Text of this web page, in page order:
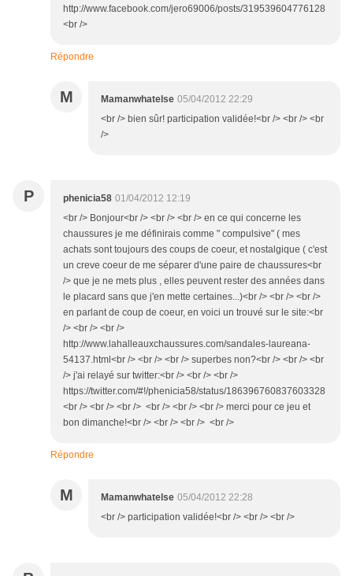
http://www.facebook.com/jero69006/posts/319539604776128
<br />
Répondre
M Mamanwhatelse 05/04/2012 22:29
<br /> bien sûr! participation validée!<br /> <br /> <br
/>
P phenicia58 01/04/2012 12:19
<br /> Bonjour<br /> <br /> <br /> en ce qui concerne les
chaussures je me définirais comme " compulsive" ( mes
achats sont toujours des coups de coeur, et nostalgique ( c'est
un creve coeur de me séparer d'une paire de chaussures<br
/> que je ne mets plus , elles peuvent rester des années dans
le placard sans que j'en mette certaines...)<br /> <br /> <br />
en parlant de coup de coeur, en voici un trouvé sur le site:<br
/> <br /> <br />
http://www.lahalleauxchaussures.com/sandales-laureana-
54137.html<br /> <br /> <br /> superbes non?<br /> <br /> <br
/> j'ai relayé sur twitter:<br /> <br /> <br />
https://twitter.com/#!/phenicia58/status/186396760837603328
<br /> <br /> <br /> <br /> <br /> <br /> merci pour ce jeu et
bon dimanche!<br /> <br /> <br /> <br />
Répondre
M Mamanwhatelse 05/04/2012 22:28
<br /> participation validée!<br /> <br /> <br />